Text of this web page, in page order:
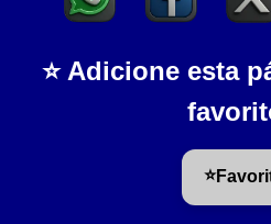
⭐ Adicione esta
⭐